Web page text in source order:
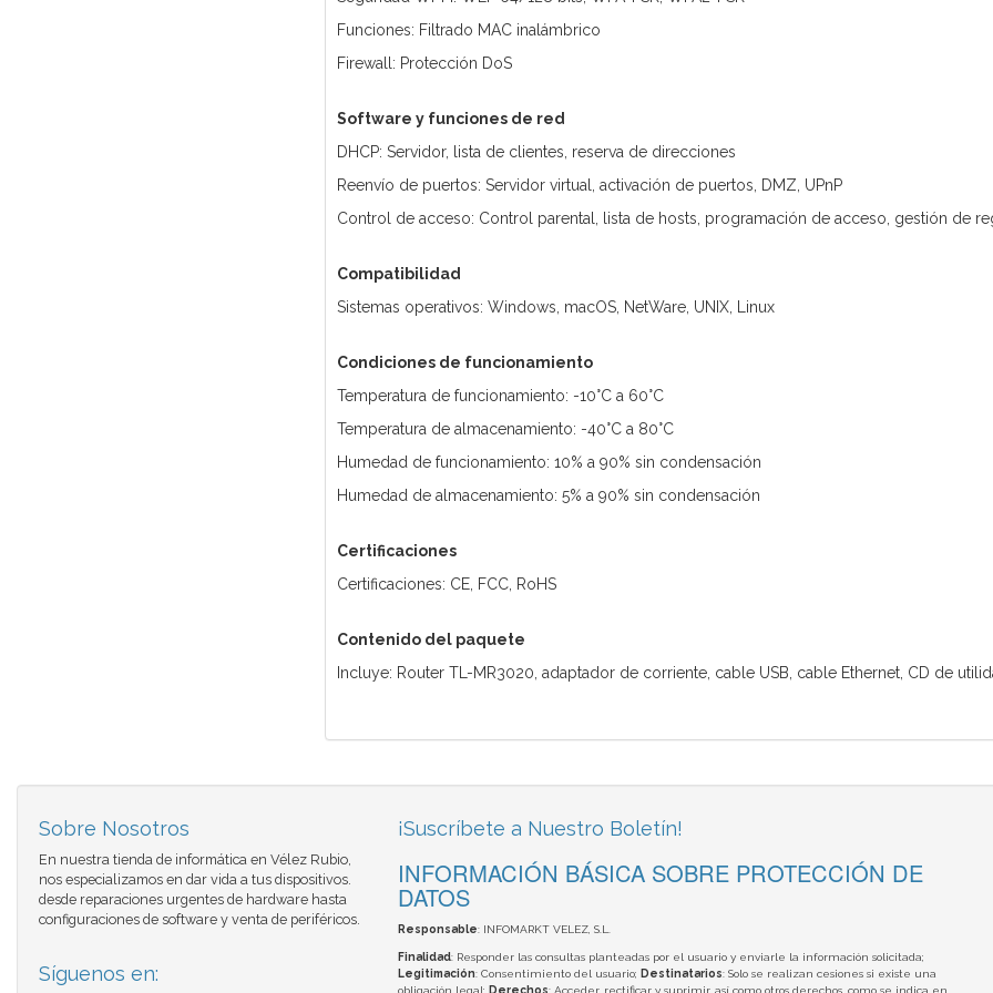
Funciones: Filtrado MAC inalámbrico
Firewall: Protección DoS
Software y funciones de red
DHCP: Servidor, lista de clientes, reserva de direcciones
Reenvío de puertos: Servidor virtual, activación de puertos, DMZ, UPnP
Control de acceso: Control parental, lista de hosts, programación de acceso, gestión de
Compatibilidad
Sistemas operativos: Windows, macOS, NetWare, UNIX, Linux
Condiciones de funcionamiento
Temperatura de funcionamiento: -10°C a 60°C
Temperatura de almacenamiento: -40°C a 80°C
Humedad de funcionamiento: 10% a 90% sin condensación
Humedad de almacenamiento: 5% a 90% sin condensación
Certificaciones
Certificaciones: CE, FCC, RoHS
Contenido del paquete
Incluye: Router TL-MR3020, adaptador de corriente, cable USB, cable Ethernet, CD de
Sobre Nosotros
En nuestra tienda de informática en Vélez Rubio,
nos especializamos en dar vida a tus dispositivos.
desde reparaciones urgentes de hardware hasta
configuraciones de software y venta de periféricos.
Síguenos en:
¡Suscríbete a Nuestro Boletín!
INFORMACIÓN BÁSICA SOBRE PROTECCIÓN DE
DATOS
Responsable: INFOMARKT VELEZ, S.L.
Finalidad: Responder las consultas planteadas por el usuario y enviarle la información solicitada;
Legitimación: Consentimiento del usuario; Destinatarios: Solo se realizan cesiones si existe una